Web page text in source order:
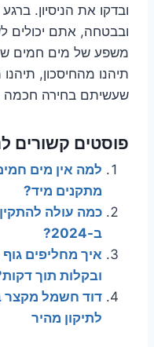
ובדקו את הניסיון.
ובבטחה, אתם יכולים
משפע של מים חמים
תיהנו מהחיסכון,
שעשיתם בחירה חכמה
פוסטים קשורים
למה אין מים
מתקנים מיד?
ב-2024?
איך מחליפים
ובקלות תוך
דוד חשמל מקצר
לתיקון מהיר